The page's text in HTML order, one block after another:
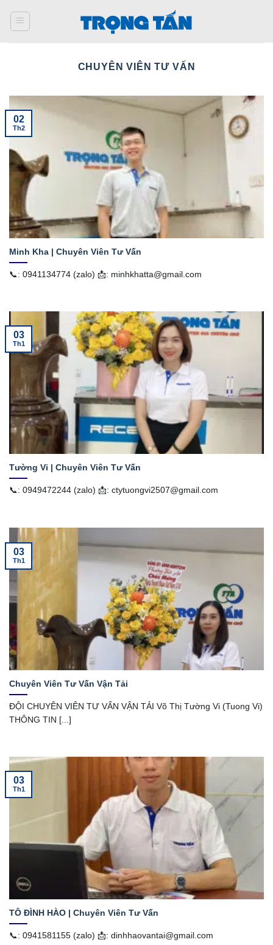
qua
CHUYÊN VIÊN TƯ VẤN
Minh Kha | Chuyên Viên Tư Vấn
📞: 0941134774 (zalo) 📩: minhkhatta@gmail.com
02
Th2
Tường Vi | Chuyên Viên Tư Vấn
📞: 0949472244 (zalo) 📩: ctytuongvi2507@gmail.com
03
Th1
Chuyên Viên Tư Vấn Vận Tải
ĐỘI CHUYÊN VIÊN TƯ VẤN VẬN TẢI Võ Thị Tường Vi (Tuong Vi)
THÔNG TIN [...]
03
Th1
TÔ ĐÌNH HÀO | Chuyên Viên Tư Vấn
📞: 0941581155 (zalo) 📩: dinhhaovantai@gmail.com
03
Th1